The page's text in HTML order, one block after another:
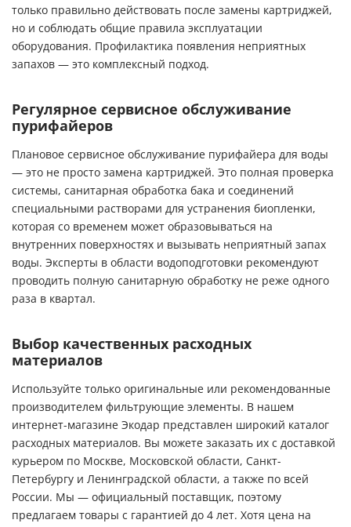
только правильно действовать после замены картриджей,
но и соблюдать общие правила эксплуатации
оборудования. Профилактика появления неприятных
запахов — это комплексный подход.
Регулярное сервисное обслуживание
пурифайеров
Плановое сервисное обслуживание пурифайера для воды
— это не просто замена картриджей. Это полная проверка
системы, санитарная обработка бака и соединений
специальными растворами для устранения биопленки,
которая со временем может образовываться на
внутренних поверхностях и вызывать неприятный запах
воды. Эксперты в области водоподготовки рекомендуют
проводить полную санитарную обработку не реже одного
раза в квартал.
Выбор качественных расходных
материалов
Используйте только оригинальные или рекомендованные
производителем фильтрующие элементы. В нашем
интернет-магазине Экодар представлен широкий каталог
расходных материалов. Вы можете заказать их с доставкой
курьером по Москве, Московской области, Санкт-
Петербургу и Ленинградской области, а также по всей
России. Мы — официальный поставщик, поэтому
предлагаем товары с гарантией до 4 лет. Хотя цена на